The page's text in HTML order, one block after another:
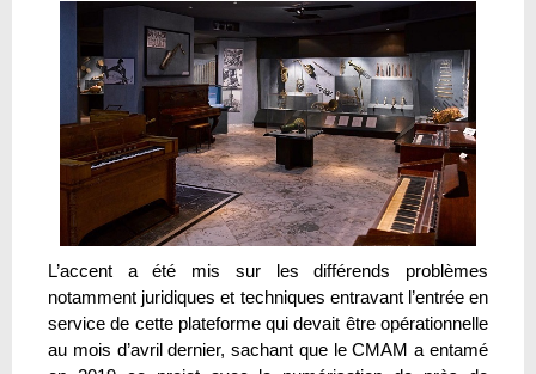
L’accent a été mis sur les différends problèmes
notamment juridiques et techniques entravant l’entrée en
service de cette plateforme qui devait être opérationnelle
au mois d’avril dernier, sachant que le CMAM a entamé